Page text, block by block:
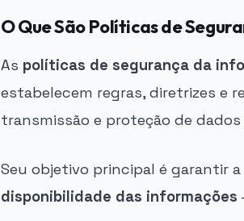
O Que São Políticas de
As políticas de segurança da
estabelecem regras, diretrizes e
transmissão e proteção de
Seu objetivo principal é garantir a
disponibilidade das informações